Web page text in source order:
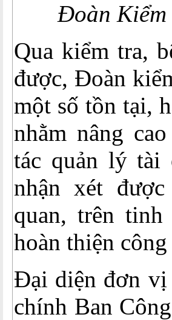
Đoàn Kiểm
Qua kiểm tra,
được, Đoàn
một số tồn tại,
nhằm nâng
tác quản lý tài
nhận xét
quan, trên
hoàn thiện
Đại diện đơn vị
chính Ban